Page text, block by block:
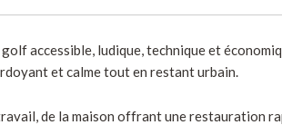
accessible, ludique, technique et
et calme tout en restant urbain.
de la maison offrant une restauration